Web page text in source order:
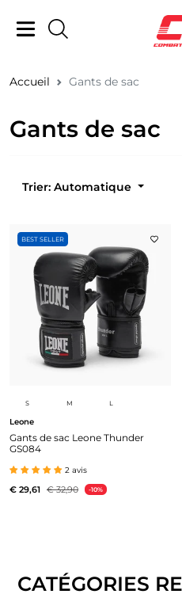
Accueil Gants de sac
Gants de sac
Trier: Automatique
BEST SELLER
S M L
Leone
Gants de sac Leone Thunder
GS084
2 avis
€ 29,61 € 32,90 -10%
CATÉGORIES